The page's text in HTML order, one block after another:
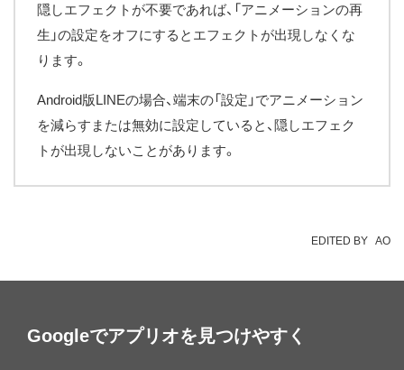
隠しエフェクトが不要であれば、「アニメーションの再
生」の設定をオフにするとエフェクトが出現しなくな
ります。
Android版LINEの場合、端末の「設定」でアニメーション
を減らすまたは無効に設定していると、隠しエフェク
トが出現しないことがあります。
EDITED BY AO
Googleでアプリオを見つけやすく